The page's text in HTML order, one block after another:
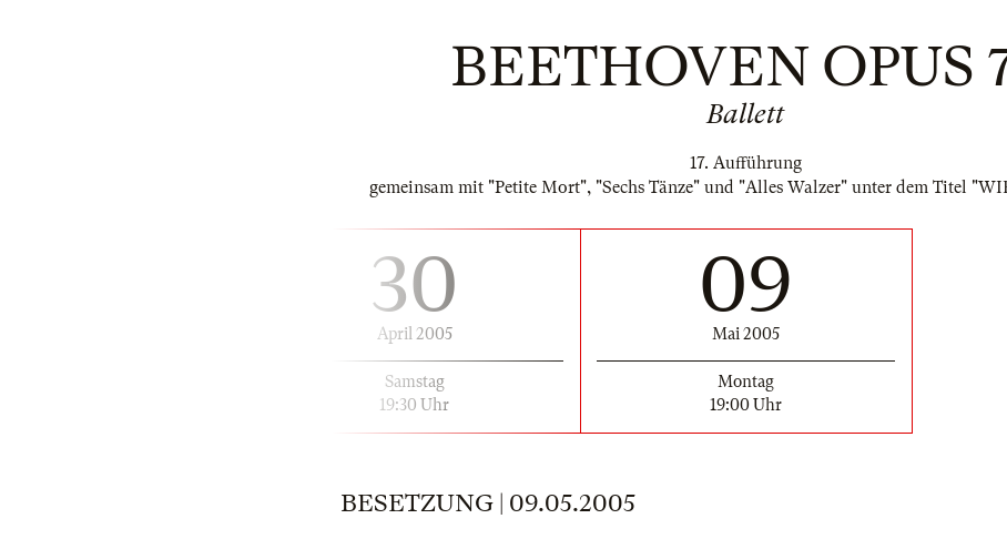
BEETHOVEN OPUS
Ballett
17. Aufführung
gemeinsam mit "Petite Mort", "Sechs Tänze" und "Alles Walzer" unter dem Titel
30
April 2005
Samstag
19:30 Uhr
09
Mai 2005
Montag
19:00 Uhr
BESETZUNG | 09.05.2005